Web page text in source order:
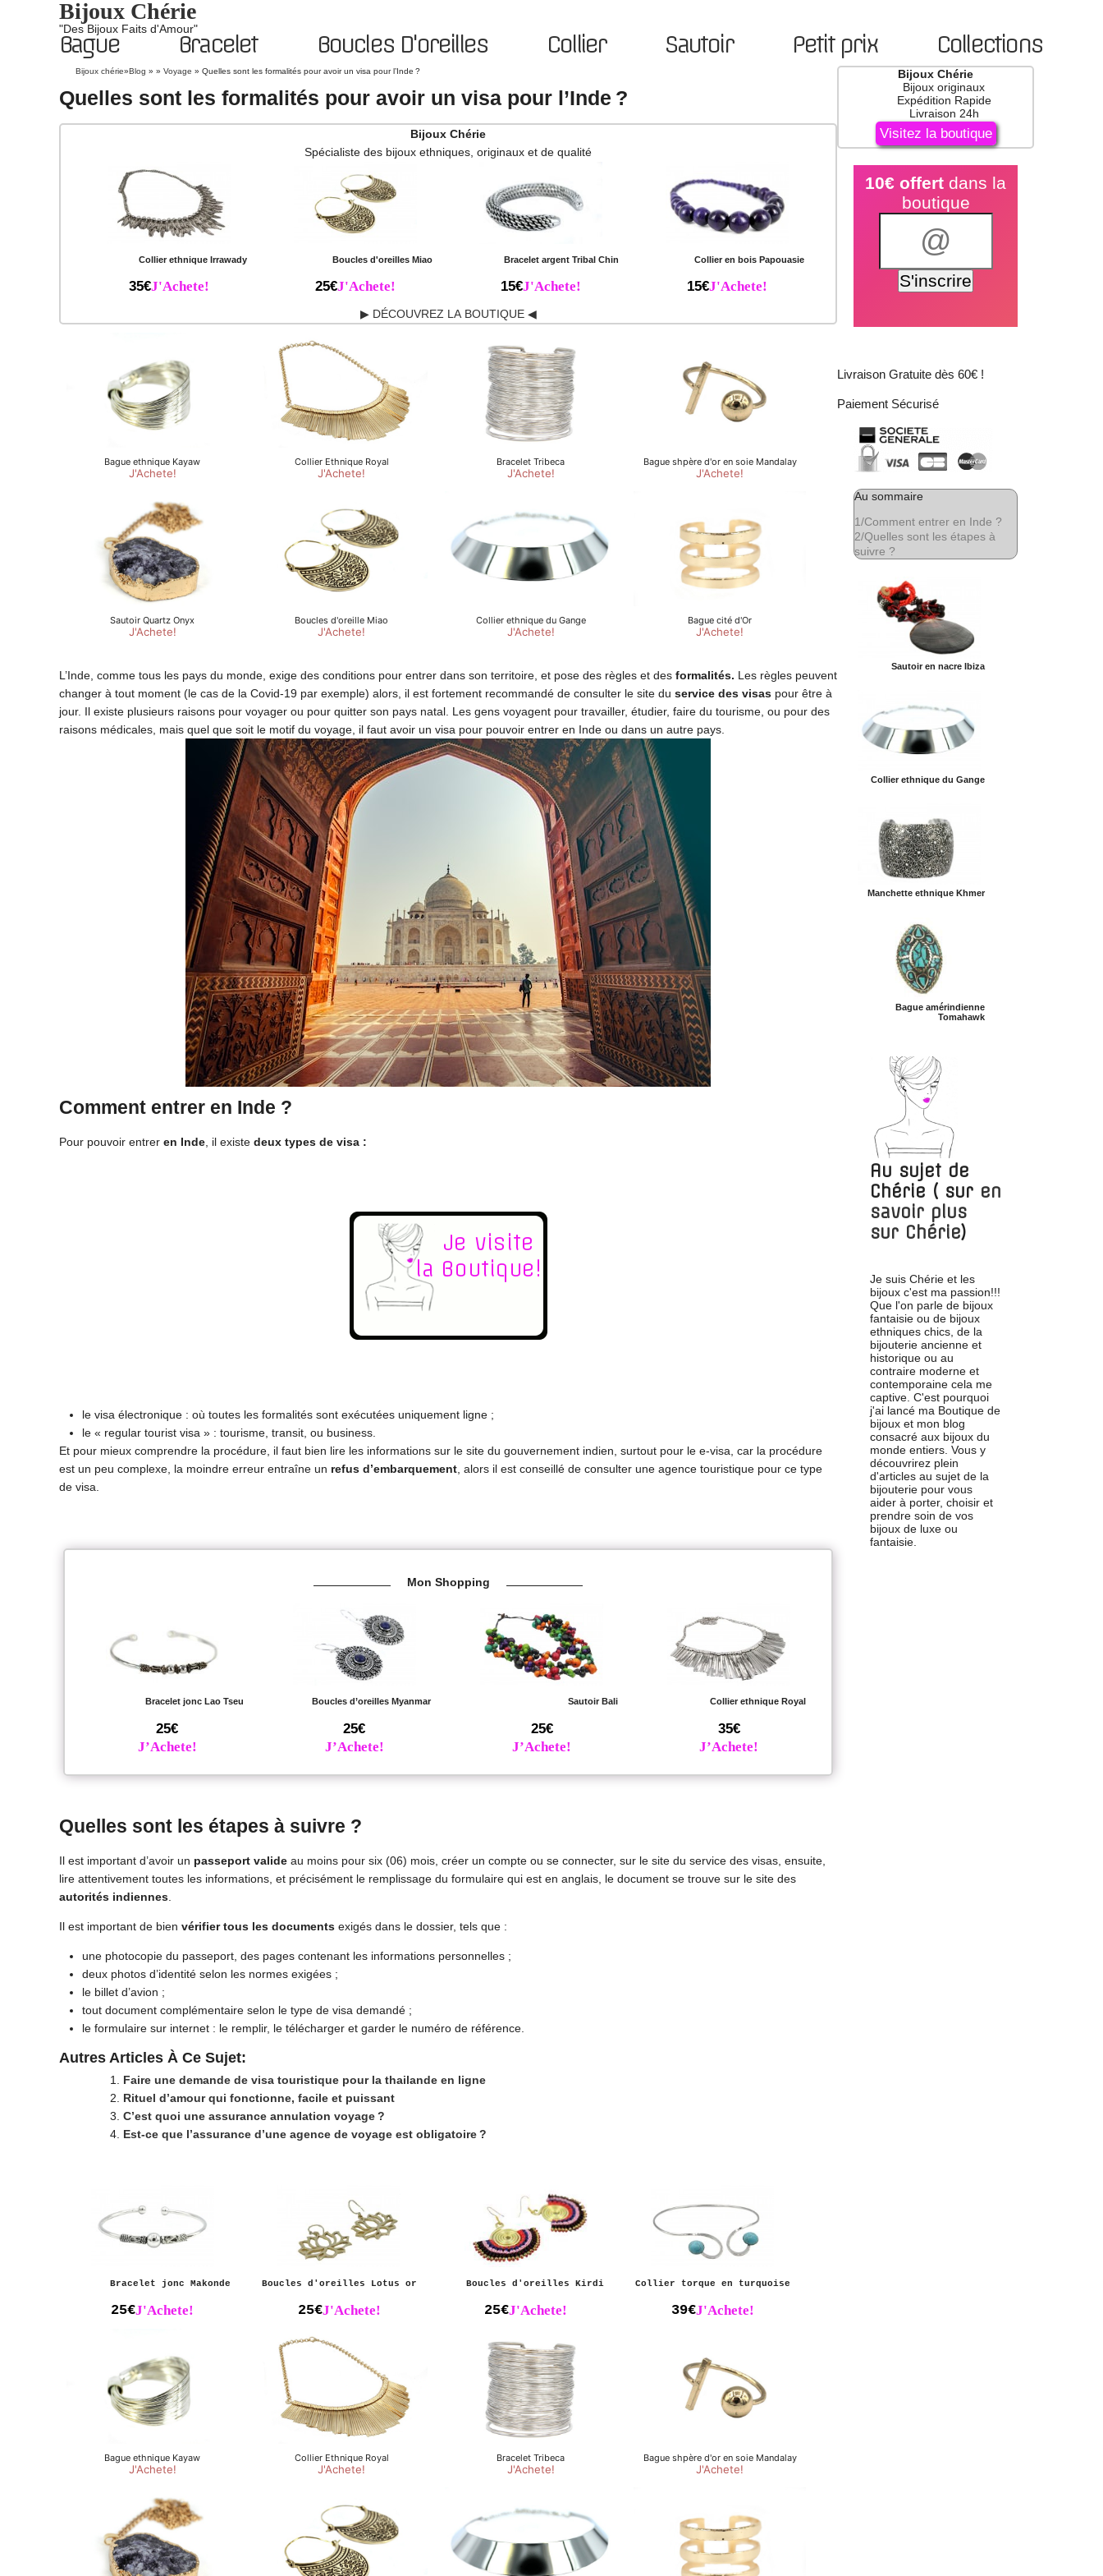
Bijoux Chérie
"Des Bijoux Faits d'Amour"
Bague Bracelet Boucles D'oreilles Collier Sautoir Petit prix Collections
Bijoux chérie»Blog » » Voyage » Quelles sont les formalités pour avoir un visa pour l’Inde ?
Quelles sont les formalités pour avoir un visa pour l’Inde ?
Bijoux Chérie
Spécialiste des bijoux ethniques, originaux et de qualité
Collier ethnique Irrawady
35€J'Achete!
Boucles d'oreilles Miao
25€J'Achete!
Bracelet argent Tribal Chin
15€J'Achete!
Collier en bois Papouasie
15€J'Achete!
▶ DÉCOUVREZ LA BOUTIQUE ◀
L’Inde, comme tous les pays du monde, exige des conditions pour entrer dans son territoire, et pose des règles et des formalités. Les règles peuvent
changer à tout moment (le cas de la Covid-19 par exemple) alors, il est fortement recommandé de consulter le site du service des visas pour être à
jour. Il existe plusieurs raisons pour voyager ou pour quitter son pays natal. Les gens voyagent pour travailler, étudier, faire du tourisme, ou pour des
raisons médicales, mais quel que soit le motif du voyage, il faut avoir un visa pour pouvoir entrer en Inde ou dans un autre pays.
Comment entrer en Inde ?
Pour pouvoir entrer en Inde, il existe deux types de visa :
le visa électronique : où toutes les formalités sont exécutées uniquement ligne ;
le « regular tourist visa » : tourisme, transit, ou business.
Et pour mieux comprendre la procédure, il faut bien lire les informations sur le site du gouvernement indien, surtout pour le e-visa, car la procédure
est un peu complexe, la moindre erreur entraîne un refus d’embarquement, alors il est conseillé de consulter une agence touristique pour ce type
de visa.
Mon Shopping
Bracelet jonc Lao Tseu
25€
J’Achete!
Boucles d’oreilles Myanmar
25€
J’Achete!
Sautoir Bali
25€
J’Achete!
Collier ethnique Royal
35€
J’Achete!
Quelles sont les étapes à suivre ?
Il est important d’avoir un passeport valide au moins pour six (06) mois, créer un compte ou se connecter, sur le site du service des visas, ensuite,
lire attentivement toutes les informations, et précisément le remplissage du formulaire qui est en anglais, le document se trouve sur le site des
autorités indiennes
Il est important de bien vérifier tous les documents exigés dans le dossier, tels que :
une photocopie du passeport, des pages contenant les informations personnelles ;
deux photos d’identité selon les normes exigées ;
le billet d’avion ;
tout document complémentaire selon le type de visa demandé ;
le formulaire sur internet : le remplir, le télécharger et garder le numéro de référence.
Autres Articles À Ce Sujet:
Faire une demande de visa touristique pour la thailande en ligne
Rituel d’amour qui fonctionne, facile et puissant
C’est quoi une assurance annulation voyage ?
Est-ce que l’assurance d’une agence de voyage est obligatoire ?
Bracelet jonc Makonde
25€J'Achete!
Boucles d'oreilles Lotus or
25€J'Achete!
Boucles d'oreilles Kirdi
25€J'Achete!
Collier torque en turquoise
39€J'Achete!
Bijoux Chérie
Bijoux originaux
Expédition Rapide
Livraison 24h
Visitez la boutique
10€ offert dans la
boutique
Livraison Gratuite dès 60€ !
Paiement Sécurisé
Au sommaire
1/Comment entrer en Inde ?
2/Quelles sont les étapes à
suivre ?
Sautoir en nacre Ibiza
Collier ethnique du Gange
Manchette ethnique Khmer
Bague amérindienne
Tomahawk
Au sujet de
Chérie ( sur en
savoir plus
sur Chérie)
Je suis Chérie et les
bijoux c'est ma passion!!!
Que l'on parle de bijoux
fantaisie ou de bijoux
ethniques chics, de la
bijouterie ancienne et
historique ou au
contraire moderne et
contemporaine cela me
captive. C'est pourquoi
j'ai lancé ma Boutique de
bijoux et mon blog
consacré aux bijoux du
monde entiers. Vous y
découvrirez plein
d'articles au sujet de la
bijouterie pour vous
aider à porter, choisir et
prendre soin de vos
bijoux de luxe ou
fantaisie.